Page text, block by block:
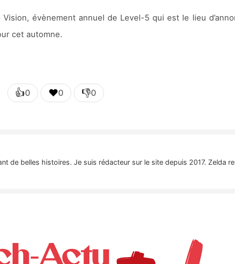
évènement annuel de Level-5 qui est le lieu
cet automne.
👍0 ❤️0 👎0
de belles histoires. Je suis rédacteur sur le site depuis 2017. Zelda